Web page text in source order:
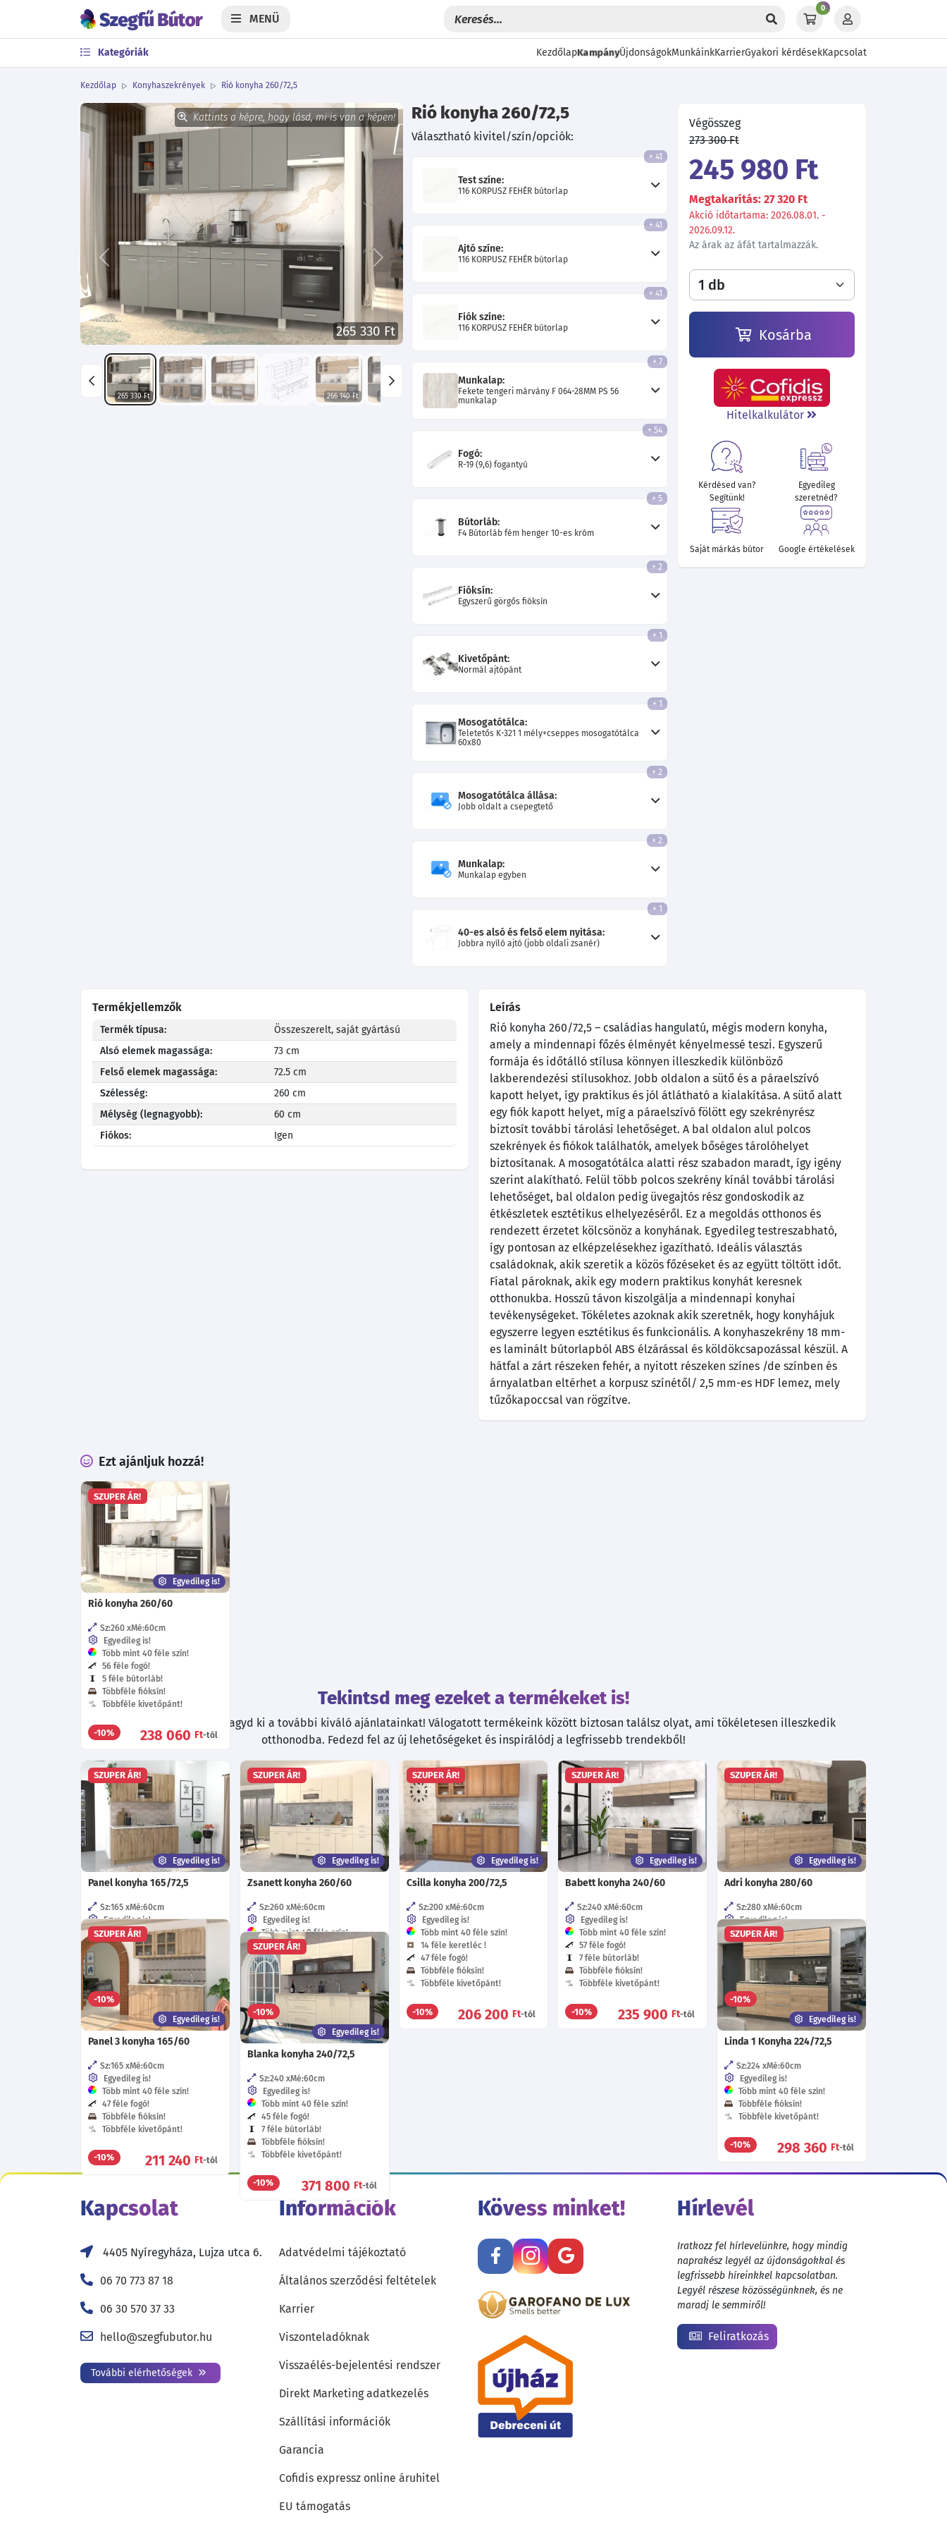
MENÜ
0
Kategóriák KezdőlapKampányÚjdonságokMunkáinkKarrierGyakori kérdésekKapcsolat
Kezdőlap Konyhaszekrények Rió konyha 260/72,5
Kattints a képre, hogy lásd, mi is van a képen!
265 330 Ft
Előző Következő
265 330 Ft 266 140 Ft 267 760 Ft 262 360 Ft 296 380 Ft 264 700 Ft
Rió konyha 260/72,5
Választható kivitel/szín/opciók:
Test színe:
116 KORPUSZ FEHÉR bútorlap
+ 41
Ajtó színe:
116 KORPUSZ FEHÉR bútorlap
+ 41
Fiók színe:
116 KORPUSZ FEHÉR bútorlap
+ 41
Munkalap:
Fekete tengeri márvány F 064-28MM PS 56
munkalap
+ 7
Fogó:
R-19 (9,6) fogantyú
+ 54
Bútorláb:
F4 Bútorláb fém henger 10-es króm
+ 5
Fióksín:
Egyszerű görgős fióksín
+ 2
Kivetőpánt:
Normál ajtópánt
+ 1
Mosogatótálca:
Teletetős K-321 1 mély+cseppes mosogatótálca
60x80
+ 1
Mosogatótálca állása:
Jobb oldalt a csepegtető
+ 2
Munkalap:
Munkalap egyben
+ 2
40-es alsó és felső elem nyitása:
Jobbra nyíló ajtó (jobb oldali zsanér)
+ 1
Végösszeg
273 300 Ft
245 980 Ft
Megtakarítás: 27 320 Ft
Akció időtartama: 2026.08.01. -
2026.09.12.
Az árak az áfát tartalmazzák.
Kosárba
Hitelkalkulátor
Kérdésed van?
Segítünk!
Egyedileg
szeretnéd?
Saját márkás bútor Google értékelések
Termékjellemzők
Termék típusa:
Összeszerelt, saját gyártású
Alsó elemek magassága:
73 cm
Felső elemek magassága:
72.5 cm
Szélesség:
260 cm
Mélység (legnagyobb):
60 cm
Fiókos:
Igen
Leírás
Rió konyha 260/72,5 – családias hangulatú, mégis modern konyha,
amely a mindennapi főzés élményét kényelmessé teszi. Egyszerű
formája és időtálló stílusa könnyen illeszkedik különböző
lakberendezési stílusokhoz. Jobb oldalon a sütő és a páraelszívó
kapott helyet, így praktikus és jól átlátható a kialakítása. A sütő alatt
egy fiók kapott helyet, míg a páraelszívó fölött egy szekrényrész
biztosít további tárolási lehetőséget. A bal oldalon alul polcos
szekrények és fiókok találhatók, amelyek bőséges tárolóhelyet
biztosítanak. A mosogatótálca alatti rész szabadon maradt, így igény
szerint alakítható. Felül több polcos szekrény kínál további tárolási
lehetőséget, bal oldalon pedig üvegajtós rész gondoskodik az
étkészletek esztétikus elhelyezéséről. Ez a megoldás otthonos és
rendezett érzetet kölcsönöz a konyhának. Egyedileg testreszabható,
így pontosan az elképzelésekhez igazítható. Ideális választás
családoknak, akik szeretik a közös főzéseket és az együtt töltött időt.
Fiatal pároknak, akik egy modern praktikus konyhát keresnek
otthonukba. Hosszú távon kiszolgálja a mindennapi konyhai
tevékenységeket. Tökéletes azoknak akik szeretnék, hogy konyhájuk
egyszerre legyen esztétikus és funkcionális. A konyhaszekrény 18 mm-
es laminált bútorlapból ABS élzárással és köldökcsapozással készül. A
hátfal a zárt részeken fehér, a nyitott részeken színes /de színben és
árnyalatban eltérhet a korpusz színétől/ 2,5 mm-es HDF lemez, mely
tűzőkapoccsal van rögzítve.
Ezt ajánljuk hozzá!
SZUPER ÁR!
Egyedileg is!
Rió konyha 260/60
Sz:260 Mé:60cm
Egyedileg is!
Több mint 40 féle szín!
56 féle fogó!
5 féle bútorláb!
Többféle fióksín!
Többféle kivetőpánt!
-10% 238 060 Ft-tól
Tekintsd meg ezeket a termékeket is!
Böngészés közben ne hagyd ki a további kiváló ajánlatainkat! Válogatott termékeink között biztosan találsz olyat, ami tökéletesen illeszkedik
otthonodba. Fedezd fel az új lehetőségeket és inspirálódj a legfrissebb trendekből!
SZUPER ÁR!
Egyedileg is!
Panel konyha 165/72,5
Sz:165 Mé:60cm
Egyedileg is!
Több mint 40 féle szín!
57 féle fogó!
Többféle fióksín!
Többféle kivetőpánt!
-10% 141 310 Ft -tól
SZUPER ÁR!
Egyedileg is!
Zsanett konyha 260/60
Sz:260 Mé:60cm
Egyedileg is!
Több mint 40 féle szín!
56 féle fogó!
5 féle bútorláb!
Többféle fióksín!
Többféle kivetőpánt!
-10% 282 880 -tól
SZUPER ÁR!
Egyedileg is!
Csilla konyha 200/72,5
Sz:200 Mé:60cm
Egyedileg is!
Több mint 40 féle szín!
14 féle keretléc !
47 féle fogó!
Többféle fióksín!
Többféle kivetőpánt!
-10% 206 200 Ft-tól
SZUPER ÁR!
Egyedileg is!
Babett konyha 240/60
Sz:240 Mé:60cm
Egyedileg is!
Több mint 40 féle szín!
57 féle fogó!
7 féle bútorláb!
Többféle fióksín!
Többféle kivetőpánt!
-10% 235 900 Ft-tól
SZUPER ÁR!
Egyedileg is!
Adri konyha 280/60
Sz:280 Mé:60cm
Egyedileg is!
Több mint 40 féle szín!
57 féle fogó!
Többféle fióksín!
Többféle kivetőpánt!
-10% 296 560 -tól
SZUPER ÁR!
Egyedileg is!
Panel 3 konyha 165/60
Sz:165 Mé:60cm
Egyedileg is!
Több mint 40 féle szín!
47 féle fogó!
Többféle fióksín!
Többféle kivetőpánt!
-10% 211 240 Ft-tól
SZUPER ÁR!
Egyedileg is!
Linda 1 Konyha 224/72,5
Sz:224 Mé:60cm
Egyedileg is!
Több mint 40 féle szín!
Többféle fióksín!
Többféle kivetőpánt!
-10% 298 360 Ft-tól
SZUPER ÁR!
Egyedileg is!
Blanka konyha 240/72,5
Sz:240 Mé:60cm
Egyedileg is!
Több mint 40 féle szín!
45 féle fogó!
7 féle bútorláb!
Többféle fióksín!
Többféle kivetőpánt!
-10% 371 800 Ft-tól
Kapcsolat
4405 Nyíregyháza, Lujza utca 6.
06 70 773 87 18
06 30 570 37 33
hello@szegfubutor.hu
További elérhetőségek
Információk
Adatvédelmi tájékoztató
Általános szerződési feltételek
Karrier
Viszonteladóknak
Visszaélés-bejelentési rendszer
Direkt Marketing adatkezelés
Szállítási információk
Garancia
Cofidis expressz online áruhitel
EU támogatás
Kövess minket! Hírlevél
Iratkozz fel hírlevelünkre, hogy mindig
naprakész legyél az újdonságokkal és
legfrissebb híreinkkel kapcsolatban.
Legyél részese közösségünknek, és ne
maradj le semmiről!
Feliratkozás